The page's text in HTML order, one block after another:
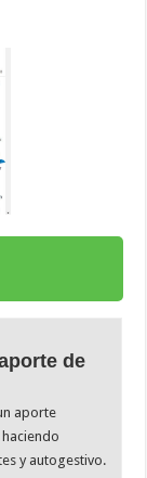
de
aporte
y autogestivo.